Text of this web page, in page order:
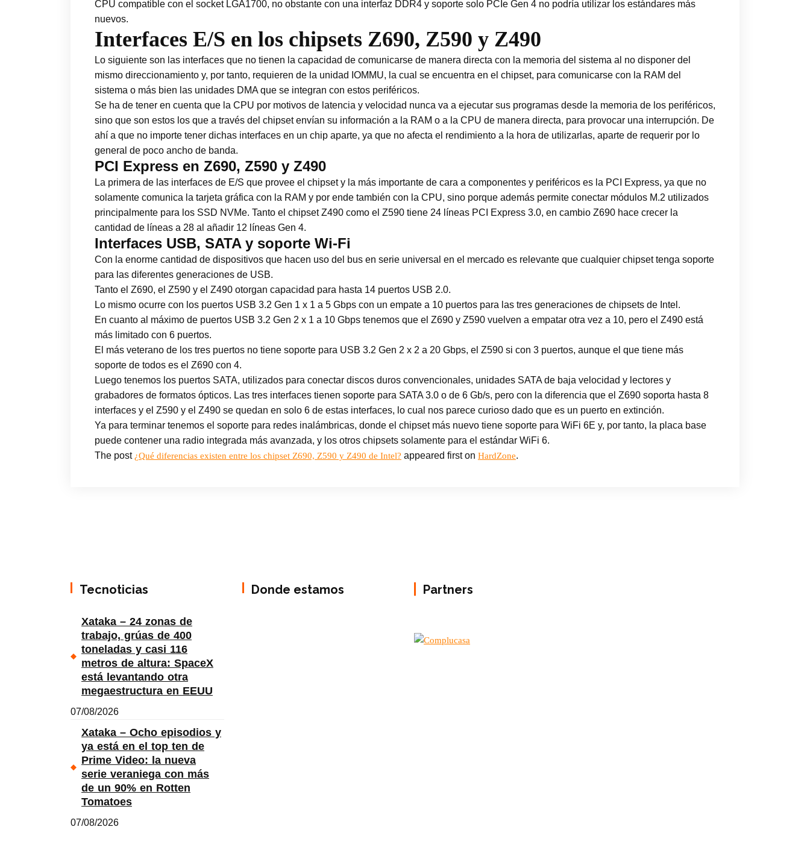
CPU compatible con el socket LGA1700, no obstante con una interfaz DDR4 y soporte solo PCIe Gen 4 no podría utilizar los estándares más
nuevos.
Interfaces E/S en los chipsets Z690, Z590 y Z490
Lo siguiente son las interfaces que no tienen la capacidad de comunicarse de manera directa con la memoria del sistema al no disponer del
mismo direccionamiento y, por tanto, requieren de la unidad IOMMU, la cual se encuentra en el chipset, para comunicarse con la RAM del
sistema o más bien las unidades DMA que se integran con estos periféricos.
Se ha de tener en cuenta que la CPU por motivos de latencia y velocidad nunca va a ejecutar sus programas desde la memoria de los periféricos,
sino que son estos los que a través del chipset envían su información a la RAM o a la CPU de manera directa, para provocar una interrupción. De
ahí a que no importe tener dichas interfaces en un chip aparte, ya que no afecta el rendimiento a la hora de utilizarlas, aparte de requerir por lo
general de poco ancho de banda.
PCI Express en Z690, Z590 y Z490
La primera de las interfaces de E/S que provee el chipset y la más importante de cara a componentes y periféricos es la PCI Express, ya que no
solamente comunica la tarjeta gráfica con la RAM y por ende también con la CPU, sino porque además permite conectar módulos M.2 utilizados
principalmente para los SSD NVMe. Tanto el chipset Z490 como el Z590 tiene 24 líneas PCI Express 3.0, en cambio Z690 hace crecer la
cantidad de líneas a 28 al añadir 12 líneas Gen 4.
Interfaces USB, SATA y soporte Wi-Fi
Con la enorme cantidad de dispositivos que hacen uso del bus en serie universal en el mercado es relevante que cualquier chipset tenga soporte
para las diferentes generaciones de USB.
Tanto el Z690, el Z590 y el Z490 otorgan capacidad para hasta 14 puertos USB 2.0.
Lo mismo ocurre con los puertos USB 3.2 Gen 1 x 1 a 5 Gbps con un empate a 10 puertos para las tres generaciones de chipsets de Intel.
En cuanto al máximo de puertos USB 3.2 Gen 2 x 1 a 10 Gbps tenemos que el Z690 y Z590 vuelven a empatar otra vez a 10, pero el Z490 está
más limitado con 6 puertos.
El más veterano de los tres puertos no tiene soporte para USB 3.2 Gen 2 x 2 a 20 Gbps, el Z590 si con 3 puertos, aunque el que tiene más
soporte de todos es el Z690 con 4.
Luego tenemos los puertos SATA, utilizados para conectar discos duros convencionales, unidades SATA de baja velocidad y lectores y
grabadores de formatos ópticos. Las tres interfaces tienen soporte para SATA 3.0 o de 6 Gb/s, pero con la diferencia que el Z690 soporta hasta 8
interfaces y el Z590 y el Z490 se quedan en solo 6 de estas interfaces, lo cual nos parece curioso dado que es un puerto en extinción.
Ya para terminar tenemos el soporte para redes inalámbricas, donde el chipset más nuevo tiene soporte para WiFi 6E y, por tanto, la placa base
puede contener una radio integrada más avanzada, y los otros chipsets solamente para el estándar WiFi 6.
The post ¿Qué diferencias existen entre los chipset Z690, Z590 y Z490 de Intel? appeared first on HardZone.
Tecnoticias
Xataka – 24 zonas de
trabajo, grúas de 400
toneladas y casi 116
metros de altura: SpaceX
está levantando otra
megaestructura en EEUU
07/08/2026
Xataka – Ocho episodios y
ya está en el top ten de
Prime Video: la nueva
serie veraniega con más
de un 90% en Rotten
Tomatoes
07/08/2026
Donde estamos Partners